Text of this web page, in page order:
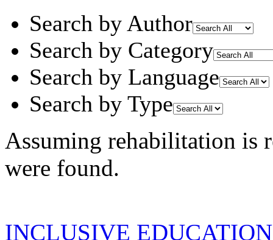
Search by Author
Search by Category
Search by Language
Search by Type
Assuming rehabilitation is
were found.
INCLUSIVE